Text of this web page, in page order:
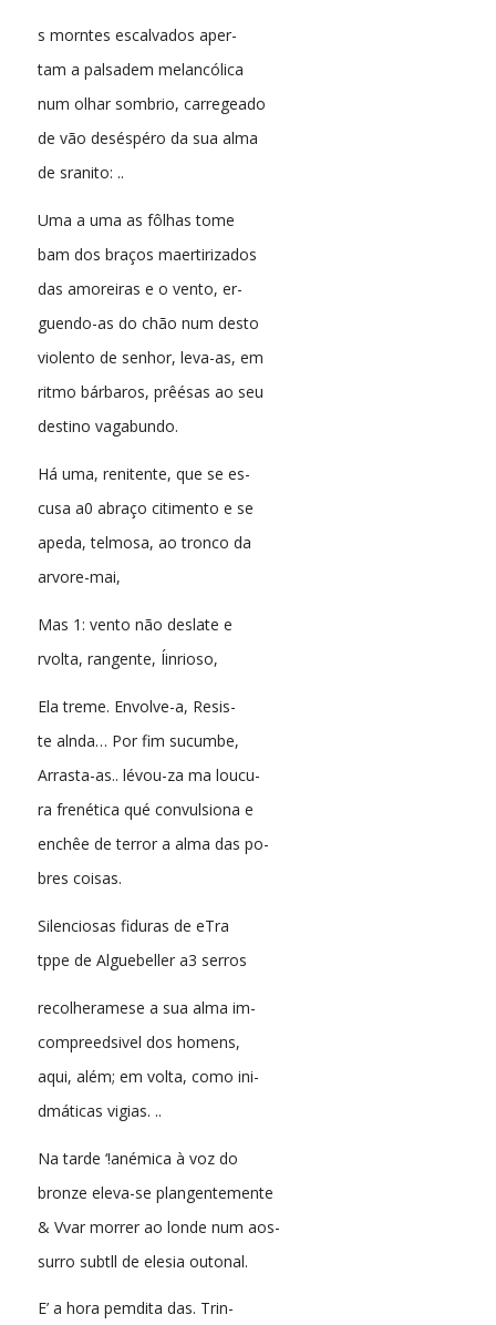
s morntes escalvados aper-
tam a palsadem melancólica
num olhar sombrio, carregeado
de vão deséspéro da sua alma
de sranito: ..
Uma a uma as fôlhas tome
bam dos braços maertirizados
das amoreiras e o vento, er-
guendo-as do chão num desto
violento de senhor, leva-as, em
ritmo bárbaros, prêésas ao seu
destino vagabundo.
Há uma, renitente, que se es-
cusa a0 abraço citimento e se
apeda, telmosa, ao tronco da
arvore-mai,
Mas 1: vento não deslate e
rvolta, rangente, Íinrioso,
Ela treme. Envolve-a, Resis-
te alnda… Por fim sucumbe,
Arrasta-as.. lévou-za ma loucu-
ra frenética qué convulsiona e
enchêe de terror a alma das po-
bres coisas.
Silenciosas fiduras de eTra
tppe de Alguebeller a3 serros
recolheramese a sua alma im-
compreedsivel dos homens,
aqui, além; em volta, como ini-
dmáticas vigias. ..
Na tarde ‘!anémica à voz do
bronze eleva-se plangentemente
& Vvar morrer ao londe num aos-
surro subtll de elesia outonal.
E’ a hora pemdita das. Trin-